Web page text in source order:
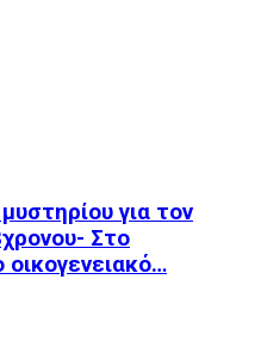
για τον
Στο
οικογενειακό…